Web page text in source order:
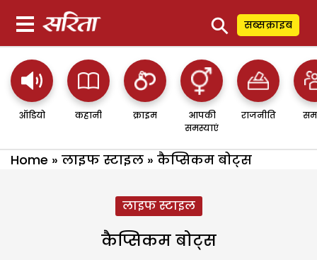
⚲ सब्सक्राइब
ऑडियो कहानी क्राइम
आपकी
समस्याएं
राजनीति
Home » लाइफ स्टाइल » कैप्सिकम बोट्स
लाइफ स्टाइल
कैप्सिकम बोट्स